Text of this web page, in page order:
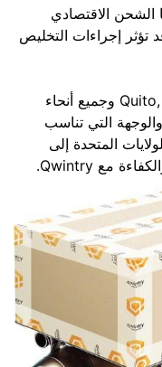
5-10 أيام، بينما الشحن الاقتصادي
قد تؤثر إجراءات التخليص
تقدم Qwintry الشحن إلى Quito, Guayaquil وجميع أنحاء
التي تناسب
المتحدة إلى